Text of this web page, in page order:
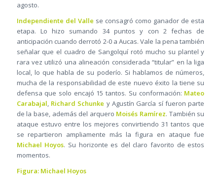
agosto.
Independiente del Valle se consagró como ganador de esta
etapa. Lo hizo sumando 34 puntos y con 2 fechas de
anticipación cuando derrotó 2-0 a Aucas. Vale la pena también
señalar que el cuadro de Sangolquí rotó mucho su plantel y
rara vez utilizó una alineación considerada “titular” en la liga
local, lo que habla de su poderío. Si hablamos de números,
mucha de la responsabilidad de este nuevo éxito la tiene su
defensa que solo encajó 15 tantos. Su conformación: Mateo
Carabajal, Richard Schunke y Agustín García sí fueron parte
de la base, además del arquero Moisés Ramírez. También su
ataque estuvo entre los mejores convirtiendo 31 tantos que
se repartieron ampliamente más la figura en ataque fue
Michael Hoyos. Su horizonte es del claro favorito de estos
momentos.
Figura: Michael Hoyos